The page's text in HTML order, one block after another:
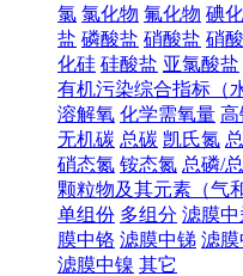
氯 氯化物 氟化物 碘
盐 磷酸盐 硝酸盐 硝
化硅 硅酸盐 亚氯酸盐
有机污染综合指标（
溶解氧 化学需氧量 高
无机碳 总碳 凯氏氮
硝态氮 铵态氮 总磷/
颗粒物及其元素（气
单组份 多组分 滤膜中
膜中铬 滤膜中锑 滤
滤膜中镍 其它